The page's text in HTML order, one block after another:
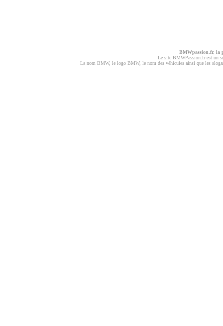
BMWpassion.fr, la
Le site BMWPassion.fr est un
La nom BMW, le logo BMW, le nom des véhicules ainsi que les